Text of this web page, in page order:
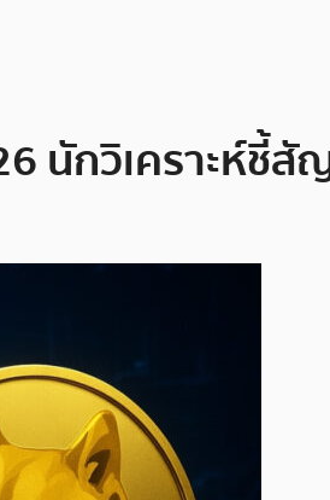
นักวิเคราะห์